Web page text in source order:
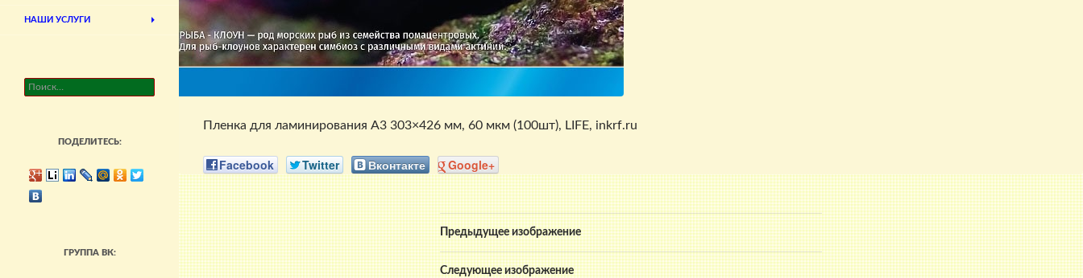
Пленка для ламинирования А3 303×426 мм, 60 мкм (100шт), LIFE, inkrf.ru
Facebook Twitter Вконтакте Google+
Предыдущее изображение
Следующее изображение
НАШИ УСЛУГИ
Найти:
ПОДЕЛИТЕСЬ:
ГРУППА ВК: